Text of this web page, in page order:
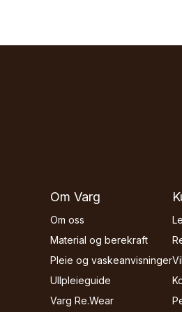
Om Varg
Om oss
Material og berekraft
Pleie og vaskeanvisninger
Ullpleieguide
Varg Re.Wear